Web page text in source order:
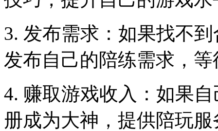
3. 发布需求：如果找不
发布自己的陪练需求，
4. 赚取游戏收入：如果
册成为大神，提供陪玩